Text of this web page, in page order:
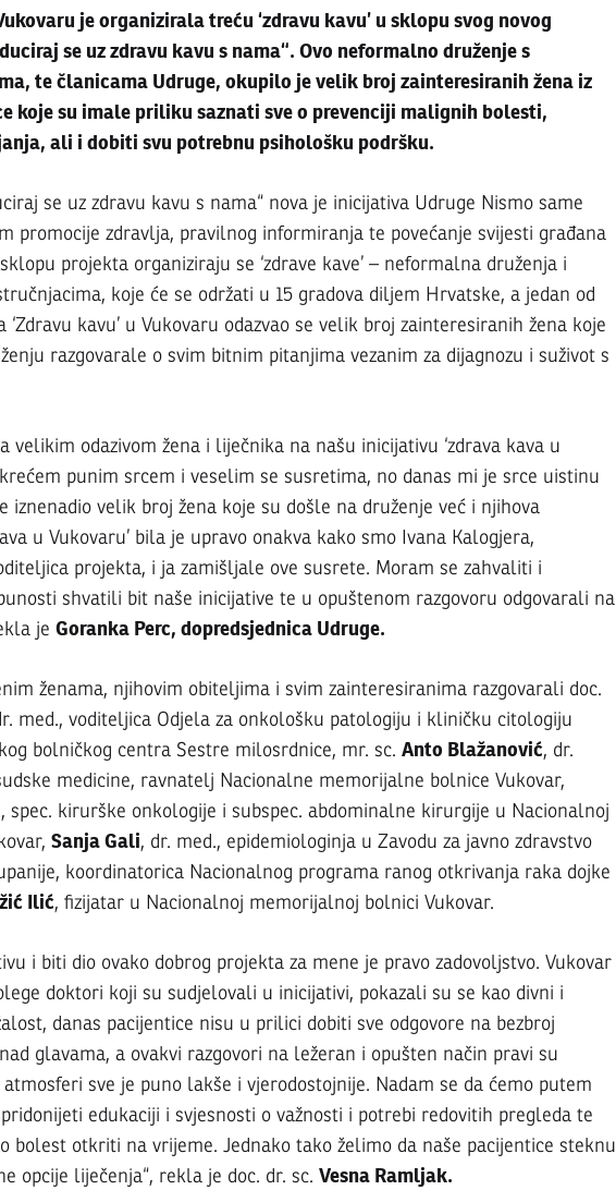
je organizirala treću ‘zdravu kavu’ u sklopu svog novog
se uz zdravu kavu s nama“. Ovo neformalno druženje s
te članicama Udruge, okupilo je velik broj zainteresiranih žena iz
koje su imale priliku saznati sve o prevenciji malignih bolesti,
ali i dobiti svu potrebnu psihološku podršku.
se uz zdravu kavu s nama“ nova je inicijativa Udruge Nismo same
promocije zdravlja, pravilnog informiranja te povećanje svijesti građana
projekta organiziraju se ‘zdrave kave’ – neformalna druženja i
koje će se održati u 15 gradova diljem Hrvatske, a jedan od
‘Zdravu kavu’ u Vukovaru odazvao se velik broj zainteresiranih žena koje
razgovarale o svim bitnim pitanjima vezanim za dijagnozu i suživot s
velikim odazivom žena i liječnika na našu inicijativu ‘zdrava kava u
punim srcem i veselim se susretima, no danas mi je srce uistinu
iznenadio velik broj žena koje su došle na druženje već i njihova
u Vukovaru’ bila je upravo onakva kako smo Ivana Kalogjera,
projekta, i ja zamišljale ove susrete. Moram se zahvaliti i
shvatili bit naše inicijative te u opuštenom razgovoru odgovarali na
je Goranka Perc, dopredsjednica Udruge.
ženama, njihovim obiteljima i svim zainteresiranima razgovarali doc.
med., voditeljica Odjela za onkološku patologiju i kliničku citologiju
bolničkog centra Sestre milosrdnice, mr. sc. Anto Blažanović, dr.
medicine, ravnatelj Nacionalne memorijalne bolnice Vukovar,
spec. kirurške onkologije i subspec. abdominalne kirurgije u Nacionalnoj
Sanja Gali, dr. med., epidemiologinja u Zavodu za javno zdravstvo
koordinatorica Nacionalnog programa ranog otkrivanja raka dojke
Ilić, fizijatar u Nacionalnoj memorijalnoj bolnici Vukovar.
i biti dio ovako dobrog projekta za mene je pravo zadovoljstvo. Vukovar
doktori koji su sudjelovali u inicijativi, pokazali su se kao divni i
danas pacijentice nisu u prilici dobiti sve odgovore na bezbroj
glavama, a ovakvi razgovori na ležeran i opušten način pravi su
sve je puno lakše i vjerodostojnije. Nadam se da ćemo putem
edukaciji i svjesnosti o važnosti i potrebi redovitih pregleda te
bolest otkriti na vrijeme. Jednako tako želimo da naše pacijentice steknu
opcije liječenja“, rekla je doc. dr. sc. Vesna Ramljak.